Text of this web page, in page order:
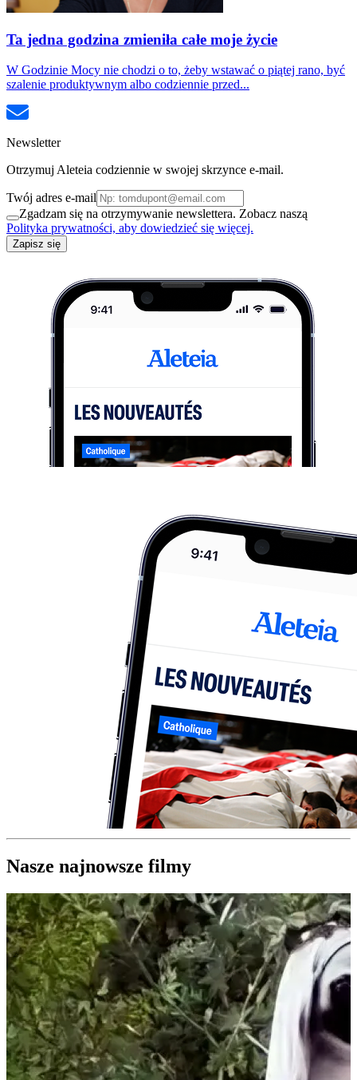
Ta jedna godzina zmieniła całe moje życie
W Godzinie Mocy nie chodzi o to, żeby wstawać o piątej rano, być
szalenie produktywnym albo codziennie przed...
Newsletter
Otrzymuj Aleteia codziennie w swojej skrzynce e-mail.
Twój adres e-mail
Zgadzam się na otrzymywanie newslettera. Zobacz naszą
Polityka prywatności, aby dowiedzieć się więcej.
Zapisz się
Nasze najnowsze filmy